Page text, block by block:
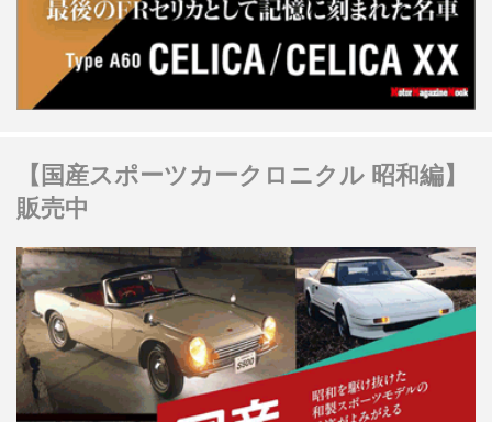
【国産スポーツカークロニクル 昭和編】
販売中